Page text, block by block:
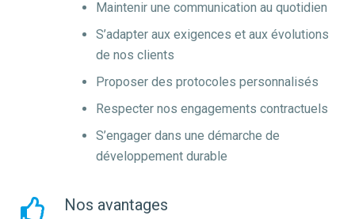
Maintenir une communication au quotidien
S’adapter aux exigences et aux évolutions
de nos clients
Proposer des protocoles personnalisés
Respecter nos engagements contractuels
S’engager dans une démarche de
développement durable
Nos avantages